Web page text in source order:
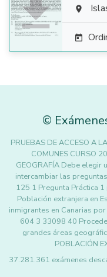
 

©
PRUEBAS DE ACCESO A
COMUNES CURSO
GEOGRAFÍA Debe elegir
intercambiar las
125 1 Pregunta Práctica
Población extranjera en
inmigrantes en Canarias
604 3 33098 40
grandes áreas
POBLACIÓN
37.281.361 exámenes